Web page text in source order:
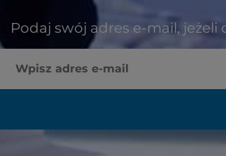
Podaj swój adres e-mail,